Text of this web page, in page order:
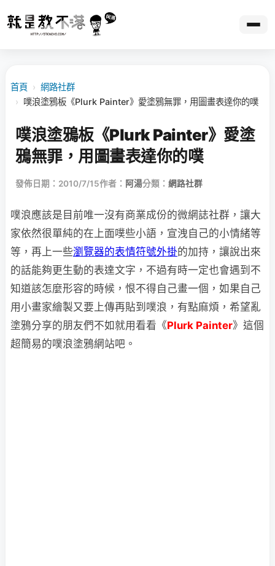
首頁 › 網路社群
› 噗浪塗鴉板《Plurk Painter》愛塗鴉無罪，用圖畫表達你的噗
噗浪塗鴉板《Plurk Painter》愛塗
鴉無罪，用圖畫表達你的噗
發佈日期：2010/7/15作者： 阿湯分類： 網路社群
噗浪應該是目前唯一沒有商業成份的微網誌社群，讓大
家依然很單純的在上面噗些小語，宣洩自己的小情緒等
等，再上一些瀏覽器的表情符號外掛的加持，讓說出來
的話能夠更生動的表達文字，不過有時一定也會遇到不
知道該怎麼形容的時候，恨不得自己畫一個，如果自己
用小畫家繪製又要上傳再貼到噗浪，有點麻煩，希望亂
塗鴉分享的朋友們不如就用看看《Plurk Painter》這個
超簡易的噗浪塗鴉網站吧。